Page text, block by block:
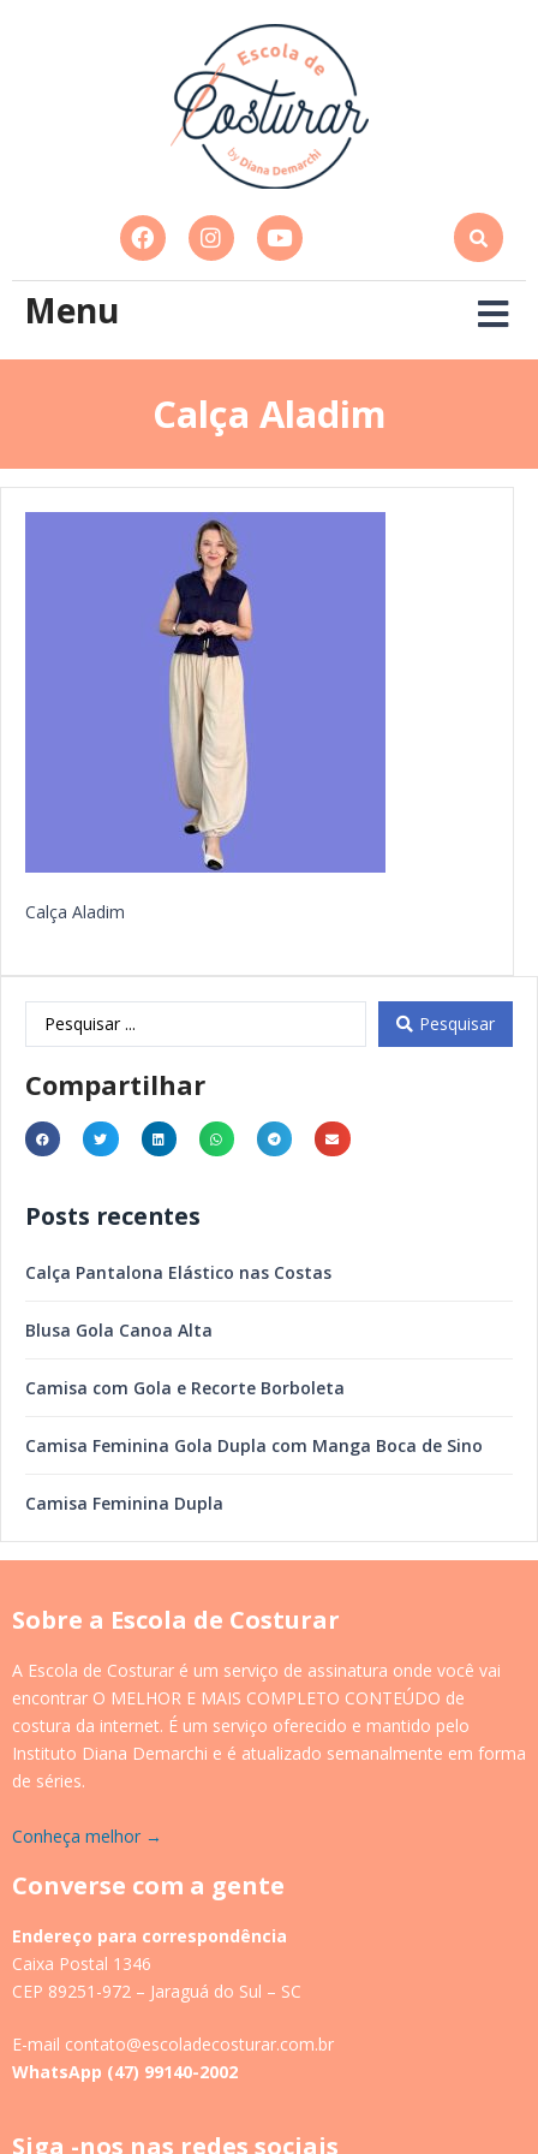
Menu
Calça Aladim
Calça Aladim
Pesquisar
Compartilhar
Posts recentes
Calça Pantalona Elástico nas Costas
Blusa Gola Canoa Alta
Camisa com Gola e Recorte Borboleta
Camisa Feminina Gola Dupla com Manga Boca de Sino
Camisa Feminina Dupla
Sobre a Escola de Costurar
A Escola de Costurar é um serviço de assinatura onde você vai
encontrar O MELHOR E MAIS COMPLETO CONTEÚDO de
costura da internet. É um serviço oferecido e mantido pelo
Instituto Diana Demarchi e é atualizado semanalmente em forma
de séries.
Conheça melhor →
Converse com a gente
Endereço para correspondência
Caixa Postal 1346
CEP 89251-972 – Jaraguá do Sul – SC
E-mail contato@escoladecosturar.com.br
WhatsApp (47) 99140-2002
Siga -nos nas redes sociais